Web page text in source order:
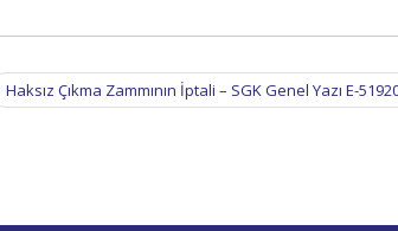
Haksız Çıkma Zammının İptali – SGK Genel Yazı E-